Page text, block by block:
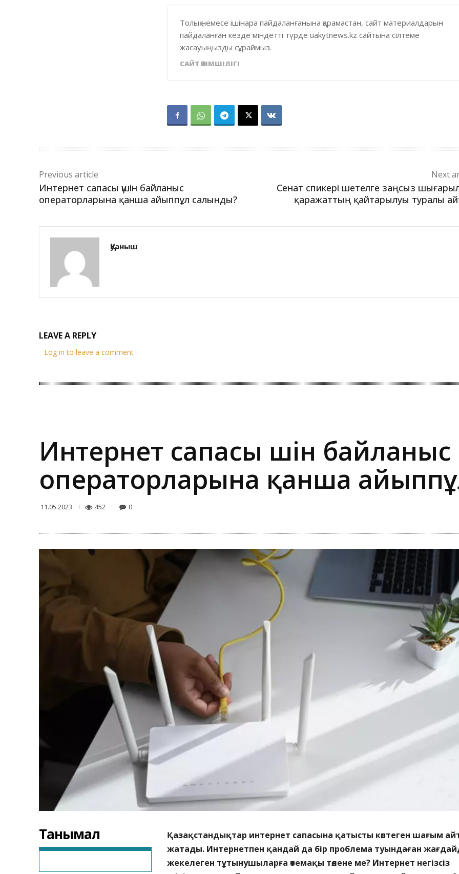
Толық немесе ішінара пайдаланғанына қарамастан, сайт материалдарын
пайдаланған кезде міндетті түрде uakytnews.kz сайтына сілтеме
жасауыңызды сұраймыз.
САЙТ ӘКІМШІЛІГІ
Previous article
Интернет сапасы үшін байланыс
операторларына қанша айыппұл салынды?
Next
Сенат спикері шетелге заңсыз
қаражаттың қайтарылуы туралы
Қуаныш
LEAVE A REPLY
Log in to leave a comment